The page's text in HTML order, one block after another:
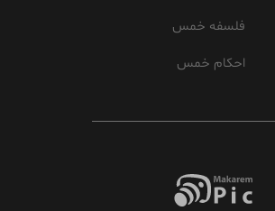
فلسفه خمس
احکام خمس